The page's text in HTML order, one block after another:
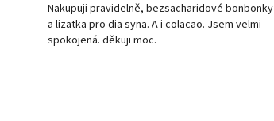
Nakupuji pravidelně, bezsacharidové bonbonky
a lizatka pro dia syna. A i colacao. Jsem velmi
spokojená. děkuji moc.